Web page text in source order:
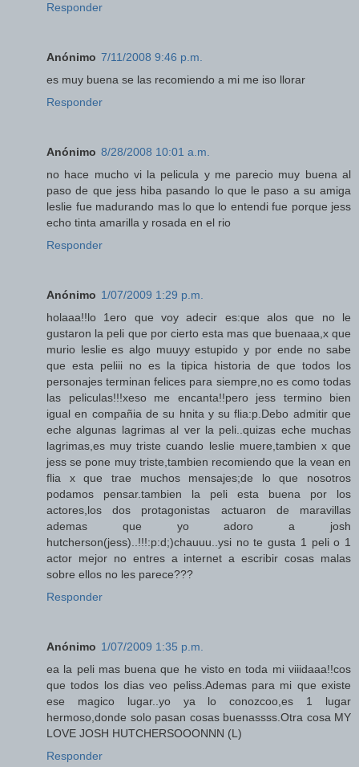
Responder
Anónimo 7/11/2008 9:46 p.m.
es muy buena se las recomiendo a mi me iso llorar
Responder
Anónimo 8/28/2008 10:01 a.m.
no hace mucho vi la pelicula y me parecio muy buena al
paso de que jess hiba pasando lo que le paso a su amiga
leslie fue madurando mas lo que lo entendi fue porque jess
echo tinta amarilla y rosada en el rio
Responder
Anónimo 1/07/2009 1:29 p.m.
holaaa!!lo 1ero que voy adecir es:que alos que no le
gustaron la peli que por cierto esta mas que buenaaa,x que
murio leslie es algo muuyy estupido y por ende no sabe
que esta peliii no es la tipica historia de que todos los
personajes terminan felices para siempre,no es como todas
las peliculas!!!xeso me encanta!!pero jess termino bien
igual en compañia de su hnita y su flia:p.Debo admitir que
eche algunas lagrimas al ver la peli..quizas eche muchas
lagrimas,es muy triste cuando leslie muere,tambien x que
jess se pone muy triste,tambien recomiendo que la vean en
flia x que trae muchos mensajes;de lo que nosotros
podamos pensar.tambien la peli esta buena por los
actores,los dos protagonistas actuaron de maravillas
ademas que yo adoro a josh
hutcherson(jess)..!!!:p:d;)chauuu..ysi no te gusta 1 peli o 1
actor mejor no entres a internet a escribir cosas malas
sobre ellos no les parece???
Responder
Anónimo 1/07/2009 1:35 p.m.
ea la peli mas buena que he visto en toda mi viiidaaa!!cos
que todos los dias veo peliss.Ademas para mi que existe
ese magico lugar..yo ya lo conozcoo,es 1 lugar
hermoso,donde solo pasan cosas buenassss.Otra cosa MY
LOVE JOSH HUTCHERSOOONNN (L)
Responder